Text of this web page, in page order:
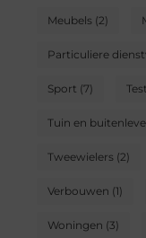
Meubels (2)
Particuliere
Sport (7)
Tuin en
Tweewielers (2)
Verbouwen (1)
Woningen (3)